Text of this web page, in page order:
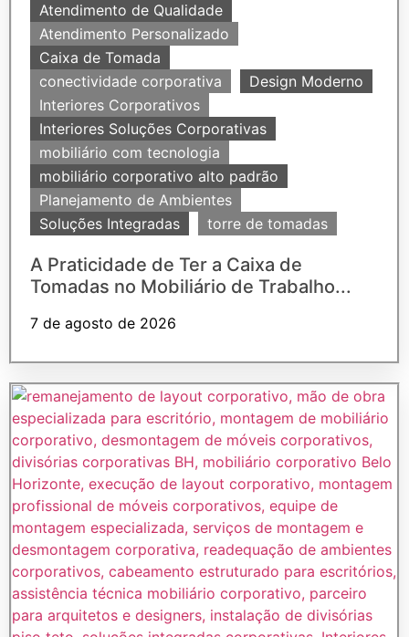
Atendimento de Qualidade
Atendimento Personalizado
Caixa de Tomada
conectividade corporativa
Design Moderno
Interiores Corporativos
Interiores Soluções Corporativas
mobiliário com tecnologia
mobiliário corporativo alto padrão
Planejamento de Ambientes
Soluções Integradas
torre de tomadas
A Praticidade de Ter a Caixa de
Tomadas no Mobiliário de Trabalho...
7 de agosto de 2026